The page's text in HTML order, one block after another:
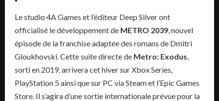
Le studio 4A Games et l’éditeur Deep Silver ont
officialisé le développement de METRO 2039 , nouvel
épisode de la franchise adaptée des romans de Dmitri
Gloukhovski. Cette suite directe de Metro: Exodus
sorti en 2019, arrivera cet hiver sur Xbox Series,
PlayStation 5 ainsi que sur PC via Steam et l’Epic Games
Store. Il s’agira d’une sortie internationale prévue pour la